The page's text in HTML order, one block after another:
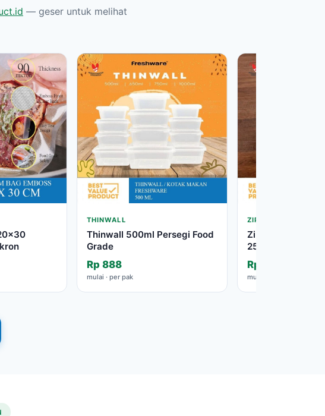
— geser untuk melihat
THINWALL
Thinwall 500ml Persegi Food
Grade
Rp 888
mulai · per pak
ZIPLOCK
Ziplock Klip Pond
25×35 cm
Rp 25.000
mulai · per pak